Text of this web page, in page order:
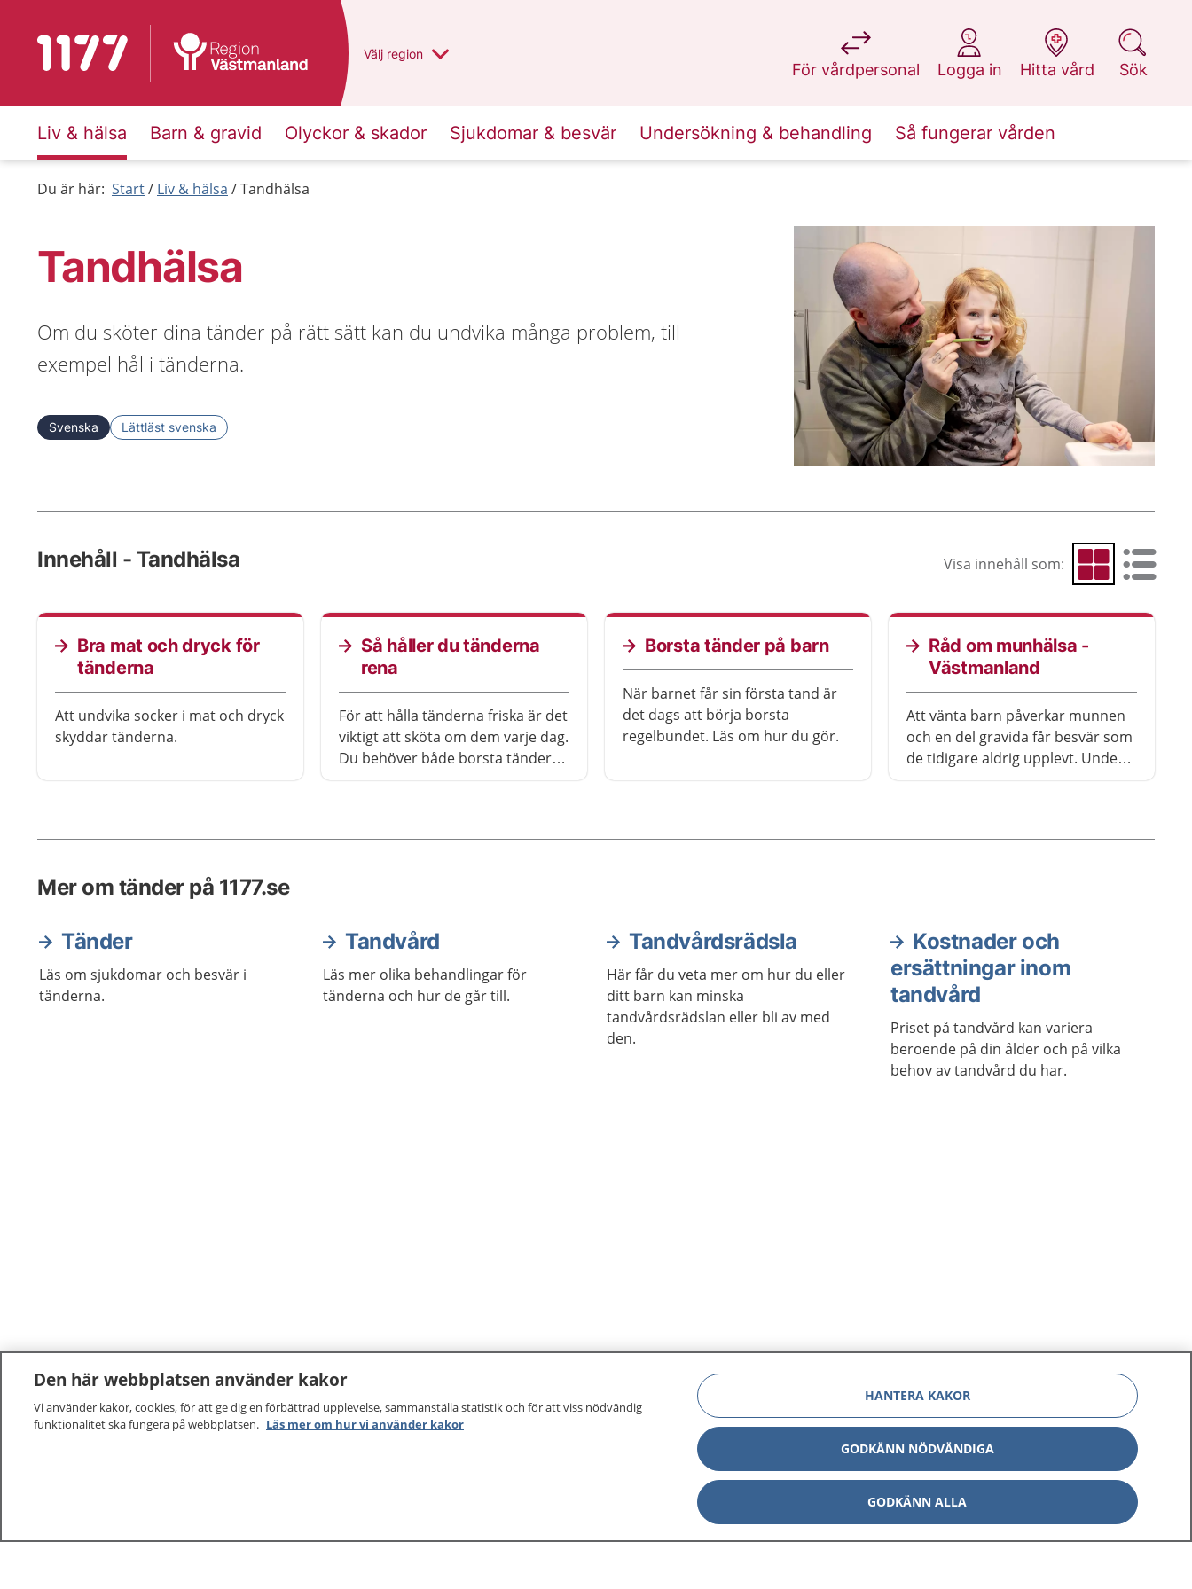
Till startsidan för 1177 Du har valt region
Välj en annan
region
För vårdpersonal
på 1177.se
Logga in
på 1177.se
Hitta vård
på 1177.se
Sök
på 1177.se
Liv & hälsa Barn & gravid Olyckor & skador Sjukdomar & besvär Undersökning & behandling Så fungerar vården
Du är här: Start Liv & hälsa Tandhälsa
Tandhälsa
Om du sköter dina tänder på rätt sätt kan du undvika många problem, till
exempel hål i tänderna.
Svenska Lättläst svenska
Innehåll - Tandhälsa Visa innehåll som: Visa som rutnät
Visa som
Bra mat och dryck för
tänderna
Att undvika socker i mat och dryck
skyddar tänderna.
Så håller du tänderna
rena
För att hålla tänderna friska är det
viktigt att sköta om dem varje dag.
Du behöver både borsta tänderna
Borsta tänder på barn
När barnet får sin första tand är
det dags att börja borsta
regelbundet. Läs om hur du gör.
Råd om munhälsa -
Västmanland
Att vänta barn påverkar munnen
och en del gravida får besvär som
de tidigare aldrig upplevt. Under
tandköttskanten.
Mer om tänder på 1177.se
Tänder
Läs om sjukdomar och besvär i
tänderna.
Tandvård
Läs mer olika behandlingar för
tänderna och hur de går till.
Tandvårdsrädsla
Här får du veta mer om hur du eller
ditt barn kan minska
tandvårdsrädslan eller bli av med
den.
Kostnader och
ersättningar inom
tandvård
Priset på tandvård kan variera
beroende på din ålder och på vilka
behov av tandvård du har.
vilka mottagningar du kan kontakta. Logga in för att läsa din journal
Other languages
Om 1177
Kontakt
Den här webbplatsen använder kakor
Vi använder kakor, cookies, för att ge dig en förbättrad upplevelse, sammanställa statistik och för att viss nödvändig
funktionalitet ska fungera på webbplatsen. Läs mer om hur vi använder kakor
HANTERA KAKOR
GODKÄNN NÖDVÄNDIGA
GODKÄNN ALLA